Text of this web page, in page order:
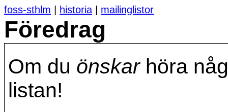
foss-sthlm historia mailinglistor
Föredrag
Om du önskarhöra
listan!